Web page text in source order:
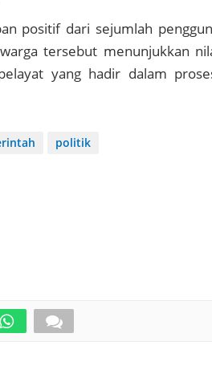
positif dari sejumlah
tersebut menunjukkan
yang hadir dalam
politik